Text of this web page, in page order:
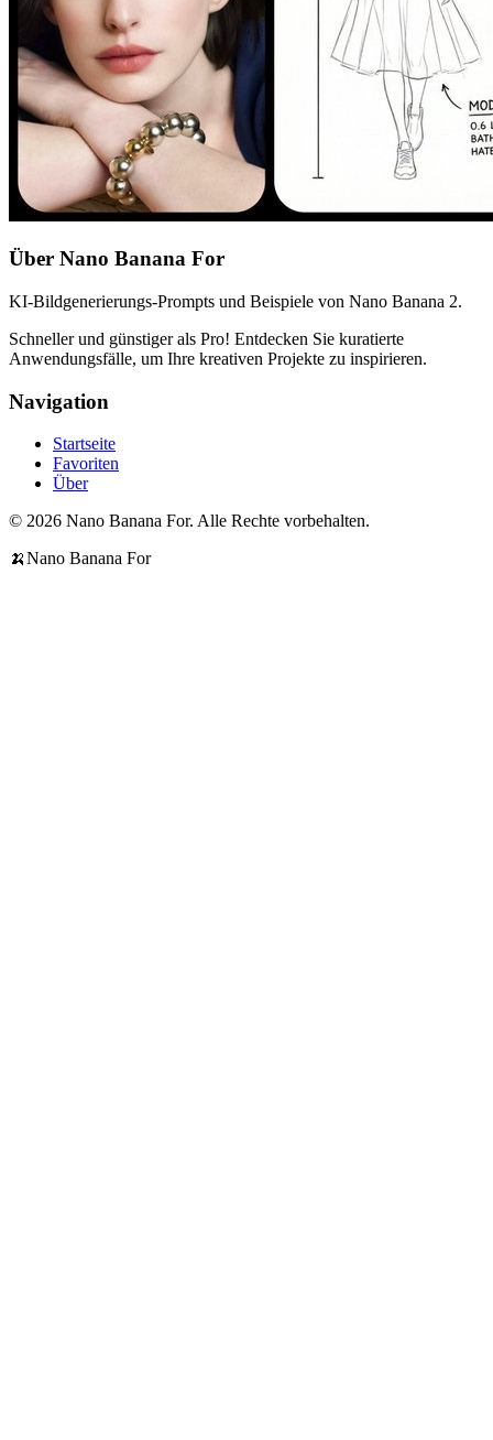
Über Nano Banana For
KI-Bildgenerierungs-Prompts und Beispiele von Nano Banana 2.
Schneller und günstiger als Pro! Entdecken Sie kuratierte
Anwendungsfälle, um Ihre kreativen Projekte zu inspirieren.
Navigation
Startseite
Favoriten
Über
© 2026 Nano Banana For. Alle Rechte vorbehalten.
🍌Nano Banana For